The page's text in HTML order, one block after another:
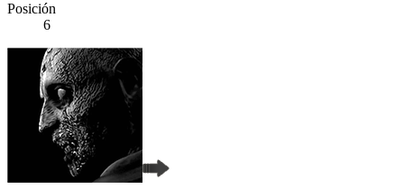
Posición
6